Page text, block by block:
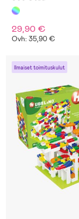
29,90 €
Ovh: 35,90 €
Ilmaiset toimituskulut